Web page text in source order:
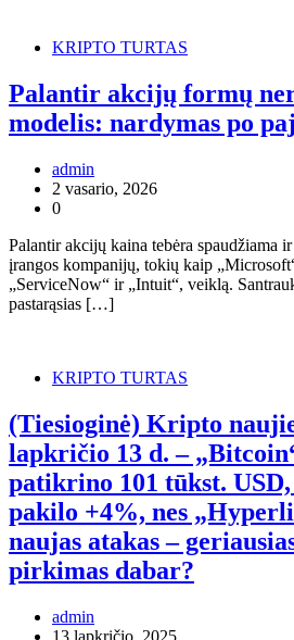
KRIPTO TURTAS
Palantir akcijų formų
modelis: nardymas po
admin
2 vasario, 2026
0
Palantir akcijų kaina tebėra spaudžiama
įrangos kompanijų, tokių kaip
„ServiceNow“ ir „Intuit“, veiklą.
pastarąsias […]
KRIPTO TURTAS
(Tiesioginė) Kripto
lapkričio 13 d. –
patikrino 101 tūkst.
pakilo +4%, nes
naujas atakas –
pirkimas dabar?
admin
13 lapkričio, 2025